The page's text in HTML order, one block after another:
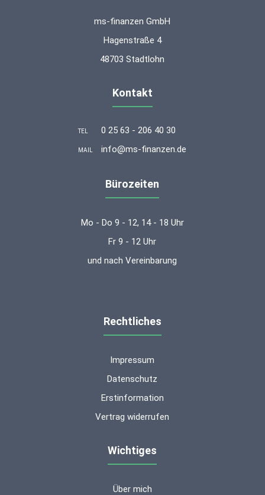
ms-finanzen GmbH
Hagenstraße 4
48703 Stadtlohn
Kontakt
TEL 0 25 63 - 206 40 30
MAIL info@ms-finanzen.de
Bürozeiten
Mo - Do 9 - 12, 14 - 18 Uhr
Fr 9 - 12 Uhr
und nach Vereinbarung
Rechtliches
Impressum
Datenschutz
Erstinformation
Vertrag widerrufen
Wichtiges
Über mich